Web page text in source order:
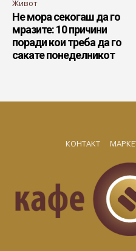
Живот
Не мора секогаш да го
мразите: 10 причини
поради кои треба да го
сакате понеделникот
КОНТАКТ